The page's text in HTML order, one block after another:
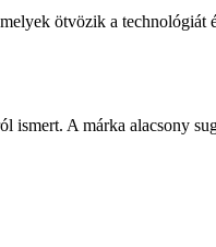
ötvözik a technológiát
A márka alacsony